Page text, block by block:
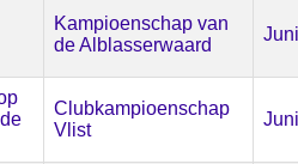
Kampioenschap van
de Alblasserwaard
Clubkampioenschap
Vlist